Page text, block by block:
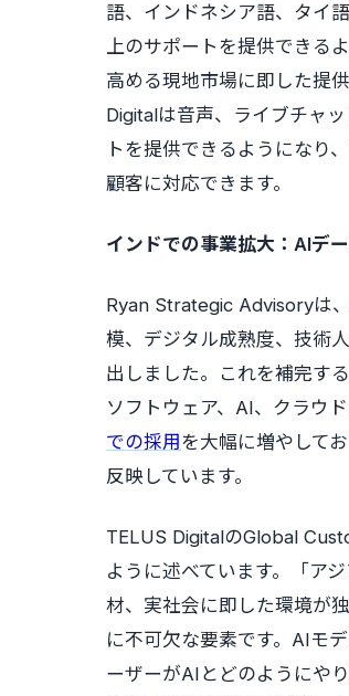
語、インドネシア語、タイ
上のサポートを提供できる
高める現地市場に即した提
Digitalは音声、ライブチャ
トを提供できるようになり
顧客に対応できます。
インドでの事業拡大：AIデ
Ryan Strategic Advisoryは、
模、デジタル成熟度、技術
出しました。これを補完す
ソフトウェア、AI、クラウ
での採用 を大幅に増やして
反映しています。
TELUS DigitalのGlobal
ように述べています。「ア
材、実社会に即した環境が
に不可欠な要素です。AIモ
ーザーがAIとどのようにや